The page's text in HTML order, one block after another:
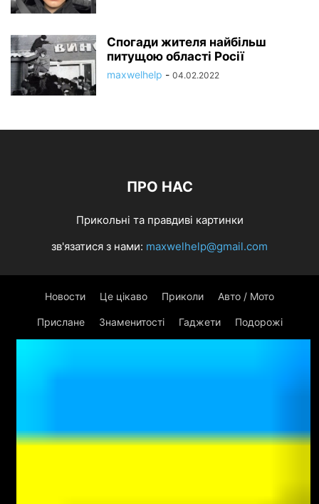
Спогади жителя найбільш
питущою області Росії
maxwelhelp - 04.02.2022
ПРО НАС
Прикольні та правдиві картинки
зв'язатися з нами: maxwelhelp@gmail.com
Новости Це цікаво Приколи Авто / Мото
Прислане Знаменитості Гаджети Подорожі